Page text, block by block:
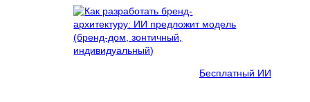
Бесплатный ИИ